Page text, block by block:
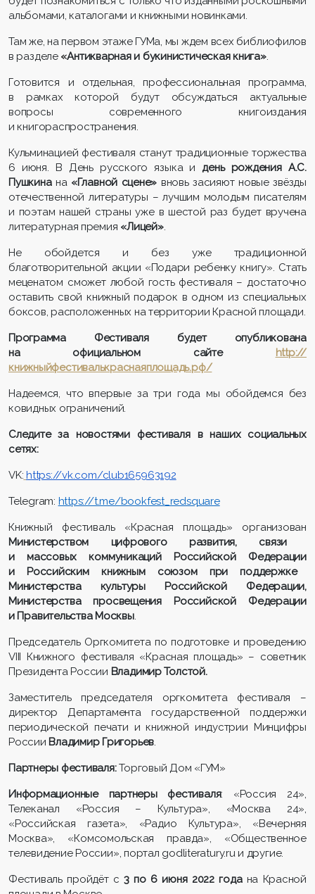
альбомами, каталогами и книжными новинками.
Там же, на первом этаже ГУМа, мы ждем всех библиофилов
в разделе «Антикварная и букинистическая книга».
Готовится и отдельная, профессиональная программа,
в рамках которой будут обсуждаться актуальные
вопросы современного книгоиздания
и книгораспространения.
Кульминацией фестиваля станут традиционные торжества
6 июня. В День русского языка идень рождения А.С.
Пушкинана «Главной сцене» вновь засияют новые звёзды
отечественной литературы – лучшим молодым писателям
и поэтам нашей страны уже в шестой раз будет вручена
литературная премия «Лицей».
Не обойдется и без уже традиционной
благотворительной акции «Подари ребенку книгу». Стать
меценатом сможет любой гость фестиваля – достаточно
оставить свой книжный подарок в одном из специальных
боксов, расположенных на территории Красной площади.
Программа Фестиваля будет опубликована
на официальном сайте http://
книжныйфестивалькраснаяплощадь.рф/
Надеемся, что впервые за три года мы обойдемся без
ковидных ограничений.
Следите за новостями фестиваля в наших социальных
сетях:
VK: https://vk.com/club165963192
Telegram: https://t.me/bookfest_redsquare
Книжный фестиваль «Красная площадь» организован
Министерством цифрового развития, связи
и массовых коммуникаций Российской Федерации
и Российским книжным союзом при поддержке
Министерства культуры Российской Федерации,
Министерства просвещения Российской Федерации
и Правительства Москвы.
Председатель Оргкомитета по подготовке и проведению
VIII Книжного фестиваля «Красная площадь» – советник
Президента России Владимир Толстой.
Заместитель председателя оргкомитета фестиваля –
директор Департамента государственной поддержки
периодической печати и книжной индустрии Минцифры
России Владимир Григорьев.
Партнеры фестиваля:Торговый Дом «ГУМ»
Информационные партнеры фестиваля: «Россия 24»,
Телеканал «Россия – Культура», «Москва 24»,
«Российская газета», «Радио Культура», «Вечерняя
Москва», «Комсомольская правда», «Общественное
телевидение России», портал godliteratury.ru и другие.
Фестиваль пройдёт с3 по 6 июня 2022 годана Красной